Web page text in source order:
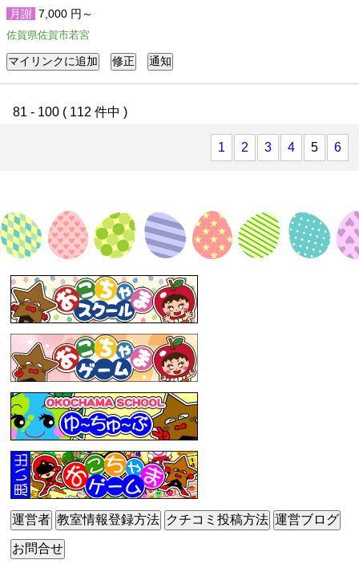
月謝 7,000 円～
佐賀県佐賀市若宮
81 - 100 ( 112 件中 )
1 2 3 4 5 6